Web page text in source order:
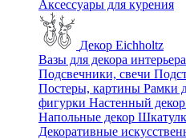
Аксессуары для курения
Декор Eichholtz
Вазы для декора интерьера
Подсвечники, свечи
Постеры, картины Рамки
фигурки Настенный декор
Напольные декор
Декоративные